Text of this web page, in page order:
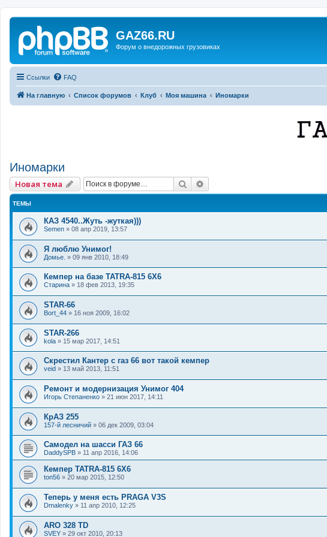
GAZ66.RU
Форум о внедорожных грузовиках
Ссылки FAQ
На главную Список форумов Клуб Моя машина Иномарки
Иномарки
Новая тема Поиск
ТЕМЫ
КАЗ 4540..Жуть -жуткая)))
Semen » 08 апр 2019, 13:57
Я люблю Унимог!
Домье. » 09 янв 2010, 18:49
Кемпер на базе TATRA-815 6X6
Старина » 18 фев 2013, 19:35
STAR-66
Bort_44 » 16 ноя 2009, 16:02
STAR-266
kola » 15 мар 2017, 14:51
Скрестил Кантер с газ 66 вот такой кемпер
veid » 13 май 2013, 11:51
Ремонт и модернизация Унимог 404
Игорь Степаненко » 21 июн 2017, 14:11
КрАЗ 255
157-й лесничий » 06 дек 2009, 03:04
Самодел на шасси ГАЗ 66
DaddySPB » 11 апр 2016, 14:06
Кемпер TATRA-815 6X6
ton56 » 20 мар 2015, 12:50
Теперь у меня есть PRAGA V3S
Dmalenky » 11 апр 2010, 12:25
ARO 328 TD
SVEY » 29 окт 2010, 20:13